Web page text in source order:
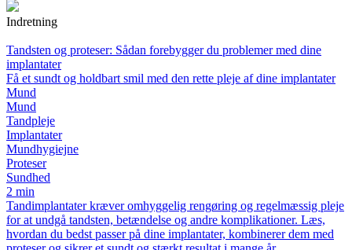
Indretning
Tandsten og proteser: Sådan forebygger du problemer med dine
implantater
Få et sundt og holdbart smil med den rette pleje af dine implantater
Mund
Mund
Tandpleje
Implantater
Mundhygiejne
Proteser
Sundhed
2 min
Tandimplantater kræver omhyggelig rengøring og regelmæssig pleje
for at undgå tandsten, betændelse og andre komplikationer. Læs,
hvordan du bedst passer på dine implantater, kombinerer dem med